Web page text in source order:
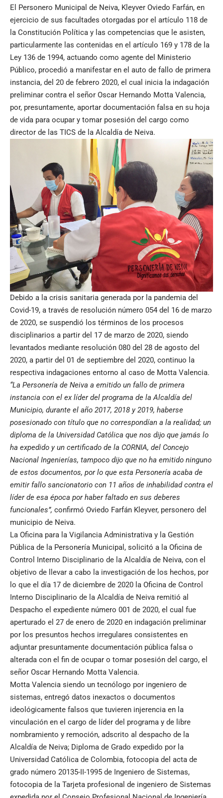
El Personero Municipal de Neiva, Kleyver Oviedo Farfán, en
ejercicio de sus facultades otorgadas por el artículo 118 de
la Constitución Política y las competencias que le asisten,
particularmente las contenidas en el artículo 169 y 178 de la
Ley 136 de 1994, actuando como agente del Ministerio
Público, procedió a manifestar en el auto de fallo de primera
instancia, del 20 de febrero 2020, el cual inicia la indagación
preliminar contra el señor Oscar Hernando Motta Valencia,
por, presuntamente, aportar documentación falsa en su hoja
de vida para ocupar y tomar posesión del cargo como
director de las TICS de la Alcaldía de Neiva.
Debido a la crisis sanitaria generada por la pandemia del
Covid-19, a través de resolución número 054 del 16 de marzo
de 2020, se suspendió los términos de los procesos
disciplinarios a partir del 17 de marzo de 2020, siendo
levantados mediante resolución 080 del 28 de agosto del
2020, a partir del 01 de septiembre del 2020, continuo la
respectiva indagaciones entorno al caso de Motta Valencia.
“La Personería de Neiva a emitido un fallo de primera
instancia con el ex líder del programa de la Alcaldía del
Municipio, durante el año 2017, 2018 y 2019, haberse
posesionado con título que no correspondían a la realidad; un
diploma de la Universidad Católica que nos dijo que jamás lo
ha expedido y un certificado de la CORNIA, del Concejo
Nacional Ingenierías, tampoco dijo que no ha emitido ninguno
de estos documentos, por lo que esta Personería acaba de
emitir fallo sancionatorio con 11 años de inhabilidad contra el
líder de esa época por haber faltado en sus deberes
funcionales”, confirmó Oviedo Farfán Kleyver, personero del
municipio de Neiva.
La Oficina para la Vigilancia Administrativa y la Gestión
Pública de la Personería Municipal, solicitó a la Oficina de
Control Interno Disciplinario de la Alcaldía de Neiva, con el
objetivo de llevar a cabo la investigación de los hechos, por
lo que el día 17 de diciembre de 2020 la Oficina de Control
Interno Disciplinario de la Alcaldía de Neiva remitió al
Despacho el expediente número 001 de 2020, el cual fue
aperturado el 27 de enero de 2020 en indagación preliminar
por los presuntos hechos irregulares consistentes en
adjuntar presuntamente documentación pública falsa o
alterada con el fin de ocupar o tomar posesión del cargo, el
señor Oscar Hernando Motta Valencia.
Motta Valencia siendo un tecnólogo por ingeniero de
sistemas, entregó datos inexactos o documentos
ideológicamente falsos que tuvieren injerencia en la
vinculación en el cargo de líder del programa y de libre
nombramiento y remoción, adscrito al despacho de la
Alcaldía de Neiva; Diploma de Grado expedido por la
Universidad Católica de Colombia, fotocopia del acta de
grado número 20135-II-1995 de Ingeniero de Sistemas,
fotocopia de la Tarjeta profesional de ingeniero de Sistemas